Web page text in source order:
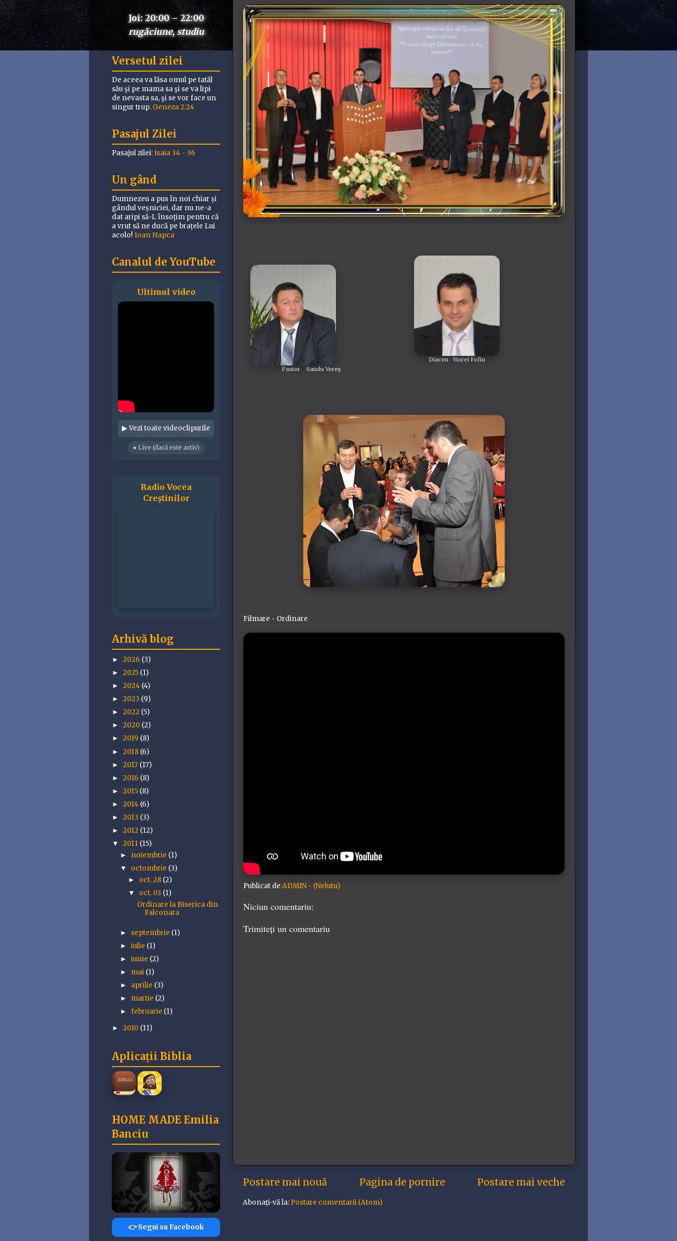
Pastor Sandu Vereș
Diacon Viorel Fofiu
Filmare - Ordinare
Publicat de ADMIN - (Nelutu)
Niciun comentariu:
Trimiteți un comentariu
Postare mai nouă Postare mai veche
Pagina de pornire
Abonați-vă la: Postare comentarii (Atom)
Joi: 20:00 – 22:00
rugăciune, studiu
Versetul zilei
De aceea va lăsa omul pe tatăl
său şi pe mama sa şi se va lipi
de nevasta sa, şi se vor face un
singur trup. Geneza 2:24
Pasajul Zilei
Pasajul zilei:Isaia 34 - 36
Un gând
Dumnezeu a pus în noi chiar și
gândul veșniciei, dar nu ne-a
dat aripi să-L însoțim pentru că
a vrut să ne ducă pe brațele Lui
acolo! Ioan Hapca
Canalul de YouTube
Ultimul video
▶ Vezi toate videoclipurile
● Live (dacă este activ)
Radio Vocea
Creștinilor
Arhivă blog
► 2026 (3)
► 2025 (1)
► 2024 (4)
► 2023 (9)
► 2022 (5)
► 2020 (2)
► 2019 (8)
► 2018 (6)
► 2017 (17)
► 2016 (8)
► 2015 (8)
► 2014 (6)
► 2013 (3)
► 2012 (12)
▼ 2011 (15)
► noiembrie (1)
▼ octombrie (3)
► oct. 28 (2)
▼ oct. 03 (1)
Ordinare la Biserica din
Falconara
► septembrie (1)
►iulie (1)
►iunie (2)
► mai (1)
► aprilie (3)
► martie (2)
►februarie (1)
► 2010 (11)
Aplicații Biblia
HOME MADE Emilia
Banciu
👉 Segui su Facebook